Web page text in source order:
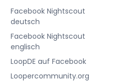
Facebook Nightscout
deutsch
Facebook Nightscout
englisch
LoopDE auf Facebook
Loopercommunity.org